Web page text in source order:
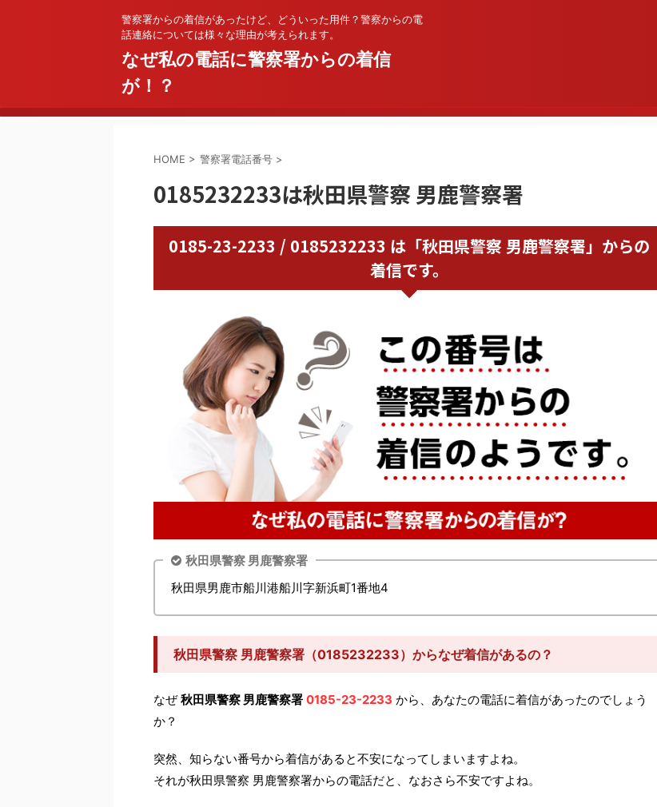
警察署からの着信があったけど、どういった用件？警察からの電
話連絡については様々な理由が考えられます。
なぜ私の電話に警察署からの着信
が！？
HOME > 警察署電話番号 >
0185232233は秋田県警察 男鹿警察署
0185-23-2233 / 0185232233 は「秋田県警察 男鹿警察署」からの
着信です。
秋田県警察 男鹿警察署
秋田県男鹿市船川港船川字新浜町1番地4
秋田県警察 男鹿警察署（0185232233）からなぜ着信があるの？
なぜ秋田県警察 男鹿警察署 0185-23-2233 から、あなたの電話に着信があったのでしょう
か？
突然、知らない番号から着信があると不安になってしまいますよね。
それが秋田県警察 男鹿警察署からの電話だと、なおさら不安ですよね。